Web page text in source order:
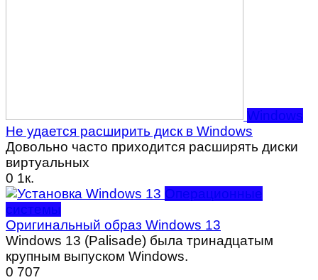
Windows
Не удается расширить диск в Windows
Довольно часто приходится расширять диски
виртуальных
0 1к.
Операционные
системы
Оригинальный образ Windows 13
Windows 13 (Palisade) была тринадцатым
крупным выпуском Windows.
0 707